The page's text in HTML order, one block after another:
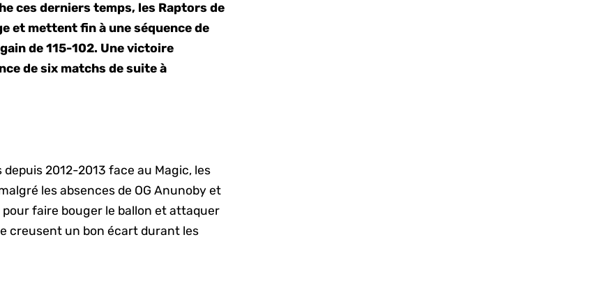
ces derniers temps, les Raptors de
et mettent fin à une séquence de
de 115-102. Une victoire
de six matchs de suite à
2012-2013 face au Magic, les
les absences de OG Anunoby et
faire bouger le ballon et attaquer
creusent un bon écart durant les